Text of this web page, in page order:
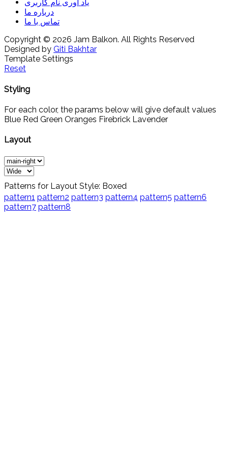
یاد آوری نام کاربری
درباره ما
تماس با ما
Copyright © 2026 Jam Balkon. All Rights Reserved
Designed by Giti Bakhtar
Template Settings
Reset
Styling
For each color, the params below will give default values
Blue Red Green Oranges Firebrick Lavender
Layout
Patterns for Layout Style: Boxed
pattern1 pattern2 pattern3 pattern4 pattern5 pattern6
pattern7 pattern8